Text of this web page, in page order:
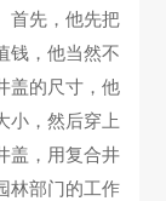
首先，他先把
钱，他当然不
盖的尺寸，他
小，然后穿上
盖，用复合井
林部门的工作